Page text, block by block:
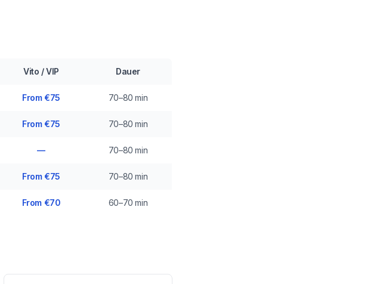
Vito / VIP Dauer
From €75 70–80 min
From €75 70–80 min
— 70–80 min
From €75 70–80 min
From €70 60–70 min